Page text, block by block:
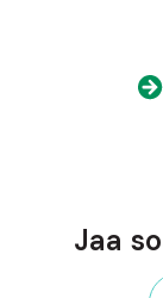
Jaa